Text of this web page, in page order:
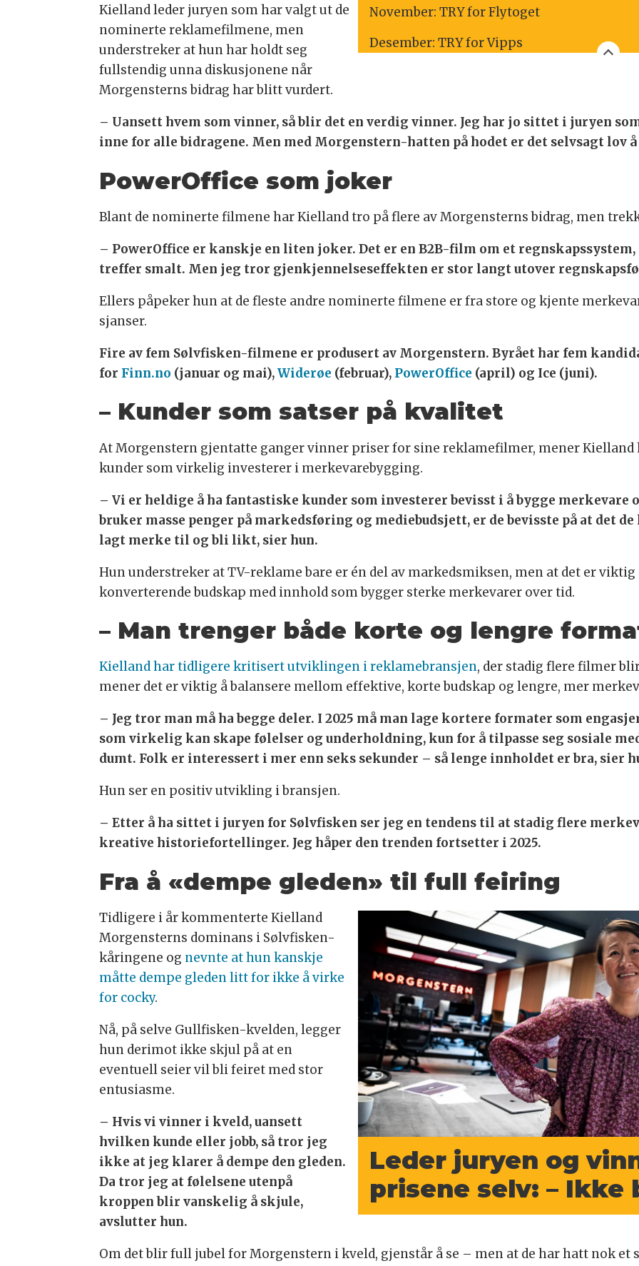
November: TRY for Flytoget
Desember: TRY for Vipps
Kielland leder juryen som har valgt ut de
nominerte reklamefilmene, men
understreker at hun har holdt seg
fullstendig unna diskusjonene når
Morgensterns bidrag har blitt vurdert.
– Uansett hvem som vinner, så blir det en verdig vinner. Jeg har jo sittet i juryen
inne for alle bidragene. Men med Morgenstern-hatten på hodet er det selvsagt lov
PowerOffice som joker
Blant de nominerte filmene har Kielland tro på flere av Morgensterns bidrag, men
– PowerOffice er kanskje en liten joker. Det er en B2B-film om et
treffer smalt. Men jeg tror gjenkjennelseseffekten er stor langt utover
Ellers påpeker hun at de fleste andre nominerte filmene er fra store og kjente
sjanser.
Fire av fem Sølvfisken-filmene er produsert av Morgenstern. Byrået har fem
for Finn.no (januar og mai),Widerøe (februar), PowerOffice (april) og Ice (juni).
– Kunder som satser på kvalitet
At Morgenstern gjentatte ganger vinner priser for sine reklamefilmer, mener Kielland
kunder som virkelig investerer i merkevarebygging.
– Vi er heldige å ha fantastiske kunder som investerer bevisst i å bygge merkevare
bruker masse penger på markedsføring og mediebudsjett, er de bevisste på at det
lagt merke til og bli likt, sier hun.
Hun understreker at TV-reklame bare er én del av markedsmiksen, men at det er
konverterende budskap med innhold som bygger sterke merkevarer over tid.
– Man trenger både korte og lengre
Kielland har tidligere kritisert utviklingen i reklamebransjen, der stadig flere filmer
mener det er viktig å balansere mellom effektive, korte budskap og lengre, mer
– Jeg tror man må ha begge deler. I 2025 må man lage kortere formater som
som virkelig kan skape følelser og underholdning, kun for å tilpasse seg sosiale
dumt. Folk er interessert i mer enn seks sekunder – så lenge innholdet er bra, sier
Hun ser en positiv utvikling i bransjen.
– Etter å ha sittet i juryen for Sølvfisken ser jeg en tendens til at stadig flere
kreative historiefortellinger. Jeg håper den trenden fortsetter i 2025.
Fra å «dempe gleden» til full feiring
Leder juryen og
prisene selv: –
Tidligere i år kommenterte Kielland
Morgensterns dominans i Sølvfisken-
kåringene og nevnte at hun kanskje
måtte dempe gleden litt for ikke å virke
for cocky.
Nå, på selve Gullfisken-kvelden, legger
hun derimot ikke skjul på at en
eventuell seier vil bli feiret med stor
entusiasme.
– Hvis vi vinner i kveld, uansett
hvilken kunde eller jobb, så tror jeg
ikke at jeg klarer å dempe den gleden.
Da tror jeg at følelsene utenpå
kroppen blir vanskelig å skjule,
avslutter hun.
Om det blir full jubel for Morgenstern i kveld, gjenstår å se – men at de har hatt nok et